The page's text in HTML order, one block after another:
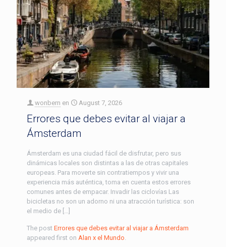
wonbern en August 7, 2026
Errores que debes evitar al viajar a
Ámsterdam
Ámsterdam es una ciudad fácil de disfrutar, pero sus
dinámicas locales son distintas a las de otras capitales
europeas. Para moverte sin contratiempos y vivir una
experiencia más auténtica, toma en cuenta estos errores
comunes antes de empacar. Invadir las ciclovías Las
bicicletas no son un adorno ni una atracción turística: son
el medio de […]
The post Errores que debes evitar al viajar a Ámsterdam
appeared first on Alan x el Mundo.